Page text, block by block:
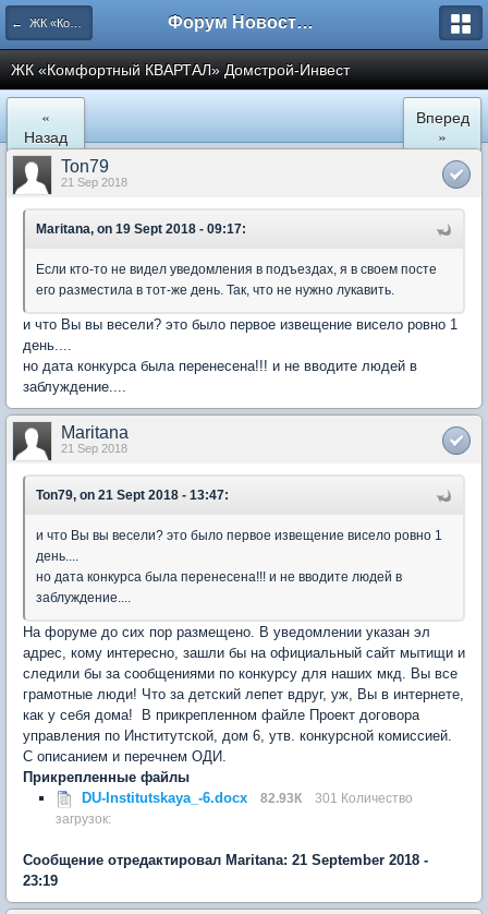
← ЖК «Комфортный КВАРТАЛ» Форум Новостройки
ЖК «Комфортный КВАРТАЛ» Домстрой-Инвест
«
Назад
Вперед
»
Ton79
21 Sep 2018
Maritana, on 19 Sept 2018 - 09:17:
Если кто-то не видел уведомления в подъездах, я в своем посте
его разместила в тот-же день. Так, что не нужно лукавить.
и что Вы вы весели? это было первое извещение висело ровно 1
день....
но дата конкурса была перенесена!!! и не вводите людей в
заблуждение....
Maritana
21 Sep 2018
Ton79, on 21 Sept 2018 - 13:47:
и что Вы вы весели? это было первое извещение висело ровно 1
день....
но дата конкурса была перенесена!!! и не вводите людей в
заблуждение....
На форуме до сих пор размещено. В уведомлении указан эл
адрес, кому интересно, зашли бы на официальный сайт мытищи и
следили бы за сообщениями по конкурсу для наших мкд. Вы все
грамотные люди! Что за детский лепет вдруг, уж, Вы в интернете,
как у себя дома! В прикрепленном файле Проект договора
управления по Институтской, дом 6, утв. конкурсной комиссией.
С описанием и перечнем ОДИ.
Прикрепленные файлы
DU-Institutskaya_-6.docx
82.93К
301 Количество
загрузок:
Сообщение отредактировал Maritana: 21 September 2018 -
23:19